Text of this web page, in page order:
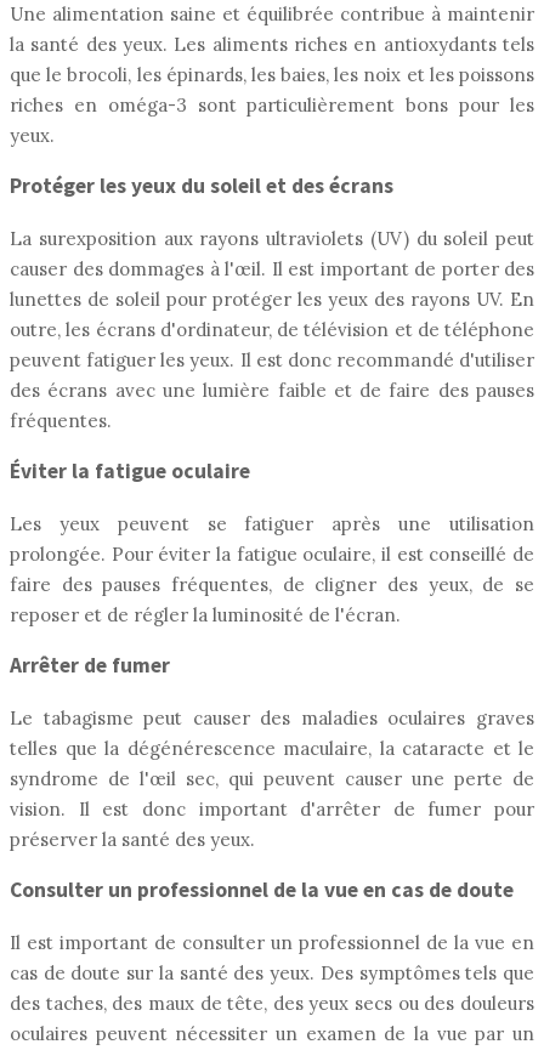
Une alimentation saine et équilibrée contribue à maintenir
la santé des yeux. Les aliments riches en antioxydants tels
que le brocoli, les épinards, les baies, les noix et les poissons
riches en oméga-3 sont particulièrement bons pour les
yeux.
Protéger les yeux du soleil et des écrans
La surexposition aux rayons ultraviolets (UV) du soleil peut
causer des dommages à l'œil. Il est important de porter des
lunettes de soleil pour protéger les yeux des rayons UV. En
outre, les écrans d'ordinateur, de télévision et de téléphone
peuvent fatiguer les yeux. Il est donc recommandé d'utiliser
des écrans avec une lumière faible et de faire des pauses
fréquentes.
Éviter la fatigue oculaire
Les yeux peuvent se fatiguer après une utilisation
prolongée. Pour éviter la fatigue oculaire, il est conseillé de
faire des pauses fréquentes, de cligner des yeux, de se
reposer et de régler la luminosité de l'écran.
Arrêter de fumer
Le tabagisme peut causer des maladies oculaires graves
telles que la dégénérescence maculaire, la cataracte et le
syndrome de l'œil sec, qui peuvent causer une perte de
vision. Il est donc important d'arrêter de fumer pour
préserver la santé des yeux.
Consulter un professionnel de la vue en cas de doute
Il est important de consulter un professionnel de la vue en
cas de doute sur la santé des yeux. Des symptômes tels que
des taches, des maux de tête, des yeux secs ou des douleurs
oculaires peuvent nécessiter un examen de la vue par un